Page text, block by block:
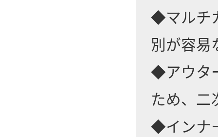
◆マルチ
別が容易
◆アウタ
ため、二
◆インナ